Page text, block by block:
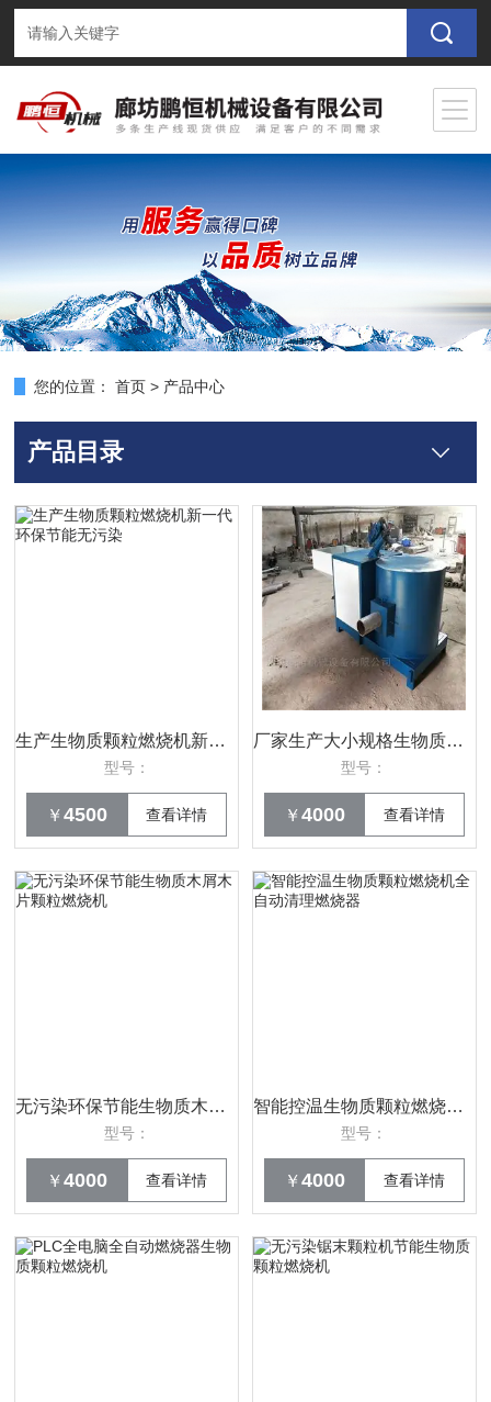
您的位置： 首页 > 产品中心
产品目录
生产生物质颗粒燃烧机新一代环保节能无污染
型号：
￥4500 查看详情
厂家生产大小规格生物质燃烧机燃油燃煤锅炉
型号：
￥4000 查看详情
无污染环保节能生物质木屑木片颗粒燃烧机
型号：
￥4000 查看详情
智能控温生物质颗粒燃烧机全自动清理燃烧器
型号：
￥4000 查看详情